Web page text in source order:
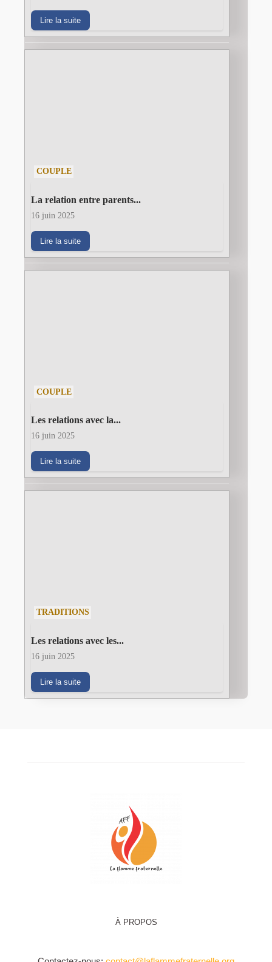
Lire la suite
COUPLE
La relation entre parents...
16 juin 2025
Lire la suite
COUPLE
Les relations avec la...
16 juin 2025
Lire la suite
TRADITIONS
Les relations avec les...
16 juin 2025
Lire la suite
À PROPOS